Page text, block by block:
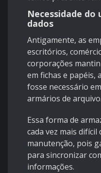
Necessidade do
dados
Antigamente, as
escritórios,
corporações
em fichas e papéis,
fosse necessário
armários de arquivo.
Essa forma de
cada vez mais
manutenção, pois
para sincronizar
informações.